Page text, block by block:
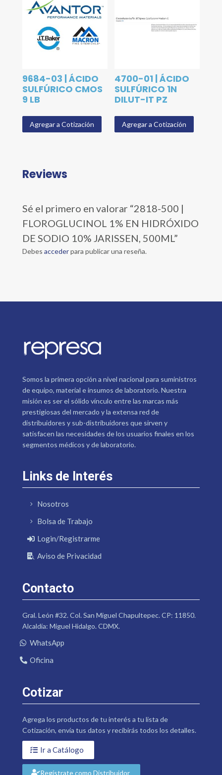
9684-03 | ÁCIDO
SULFÚRICO CMOS
9 LB
Agregar a Cotización
4700-01 | ÁCIDO
SULFÚRICO 1N
DILUT-IT PZ
Agregar a Cotización
Reviews
Sé el primero en valorar “2818-500 |
FLOROGLUCINOL 1% EN HIDRÓXIDO
DE SODIO 10% JARISSEN, 500ML”
Debes accederpara publicar una reseña.
Somos la primera opción a nivel nacional para suministros
de equipo, material e insumos de laboratorio. Nuestra
misión es ser el sólido vínculo entre las marcas más
prestigiosas del mercado y la extensa red de
distribuidores y sub-distribuidores que sirven y
satisfacen las necesidades de los usuarios finales en los
segmentos médicos y de laboratorio.
Links de Interés
Nosotros
Bolsa de Trabajo
Login/Registrarme
Aviso de Privacidad
Contacto
Gral. León #32. Col. San Miguel Chapultepec. CP: 11850.
Alcaldía: Miguel Hidalgo. CDMX.
WhatsApp
Oficina
Cotizar
Agrega los productos de tu interés a tu lista de
Cotización, envía tus datos y recibirás todos los detalles.
Ir a Catálogo
Regístrate como Distribuidor